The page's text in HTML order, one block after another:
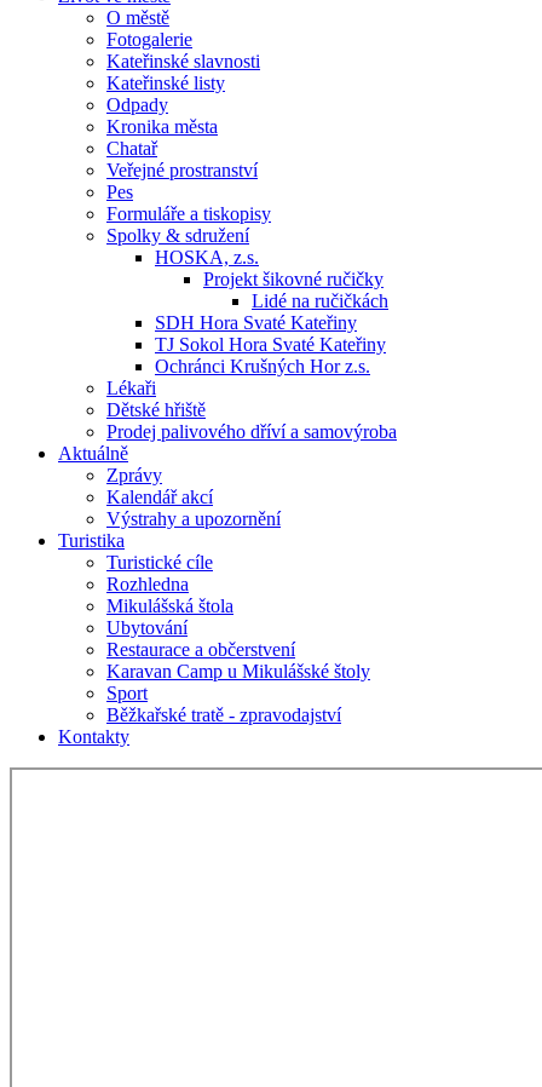
O městě
Fotogalerie
Kateřinské slavnosti
Kateřinské listy
Odpady
Kronika města
Chatař
Veřejné prostranství
Pes
Formuláře a tiskopisy
Spolky & sdružení
HOSKA, z.s.
Projekt šikovné ručičky
Lidé na ručičkách
SDH Hora Svaté Kateřiny
TJ Sokol Hora Svaté Kateřiny
Ochránci Krušných Hor z.s.
Lékaři
Dětské hřiště
Prodej palivového dříví a samovýroba
Aktuálně
Zprávy
Kalendář akcí
Výstrahy a upozornění
Turistika
Turistické cíle
Rozhledna
Mikulášská štola
Ubytování
Restaurace a občerstvení
Karavan Camp u Mikulášské štoly
Sport
Běžkařské tratě - zpravodajství
Kontakty